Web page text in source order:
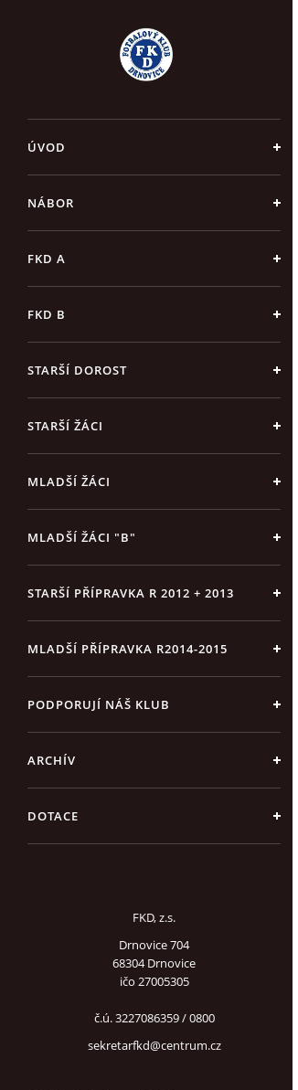
ÚVOD
NÁBOR
FKD A
FKD B
STARŠÍ DOROST
STARŠÍ ŽÁCI
MLADŠÍ ŽÁCI
MLADŠÍ ŽÁCI "B"
STARŠÍ PŘÍPRAVKA R 2012 + 2013
MLADŠÍ PŘÍPRAVKA R2014-2015
PODPORUJÍ NÁŠ KLUB
ARCHÍV
DOTACE
FKD, z.s.
Drnovice 704
68304 Drnovice
ičo 27005305
č.ú. 3227086359 / 0800
sekretarfkd@centrum.cz